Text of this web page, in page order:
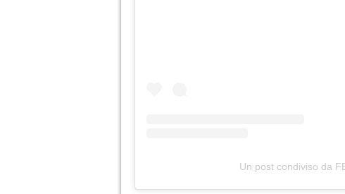
Un post condiviso da